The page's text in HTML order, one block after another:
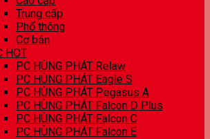
Trung cấp
Phổ thông
Cơ bản
HOT
PC HÙNG PHÁT Relaw
PC HÙNG PHÁT Eagle S
PC HÙNG PHÁT Pegasus A
PC HÙNG PHÁT Falcon D Plus
PC HÙNG PHÁT Falcon C
PC HÙNG PHÁT Falcon E